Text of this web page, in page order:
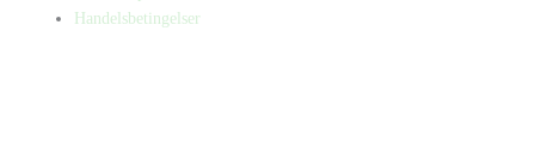
Handelsbetingelser